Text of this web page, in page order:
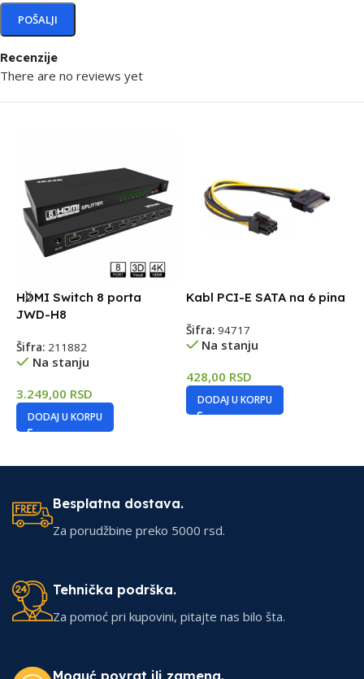
Recenzije
There are no reviews yet
HDMI Switch 8 porta
JWD-H8
Šifra: 211882
Na stanju
3.249,00 RSD
DODAJ U KORPU
Kabl PCI-E SATA na 6 pina
Šifra: 94717
Na stanju
428,00 RSD
DODAJ U KORPU
Besplatna dostava.
Za porudžbine preko 5000 rsd.
Tehnička podrška.
Za pomoć pri kupovini, pitajte nas bilo šta.